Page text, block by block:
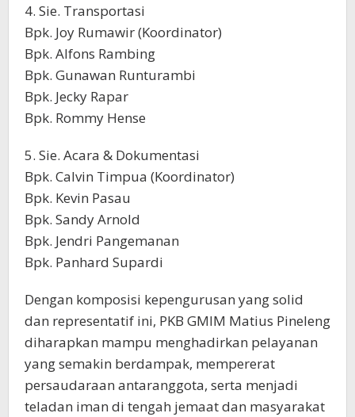
4. Sie. Transportasi
Bpk. Joy Rumawir (Koordinator)
Bpk. Alfons Rambing
Bpk. Gunawan Runturambi
Bpk. Jecky Rapar
Bpk. Rommy Hense
5. Sie. Acara & Dokumentasi
Bpk. Calvin Timpua (Koordinator)
Bpk. Kevin Pasau
Bpk. Sandy Arnold
Bpk. Jendri Pangemanan
Bpk. Panhard Supardi
Dengan komposisi kepengurusan yang solid
dan representatif ini, PKB GMIM Matius Pineleng
diharapkan mampu menghadirkan pelayanan
yang semakin berdampak, mempererat
persaudaraan antaranggota, serta menjadi
teladan iman di tengah jemaat dan masyarakat